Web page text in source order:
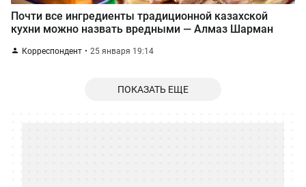
Почти все ингредиенты традиционной казахской
кухни можно назвать вредными — Алмаз Шарман
Корреспондент 25 января 19:14
ПОКАЗАТЬ ЕЩЕ